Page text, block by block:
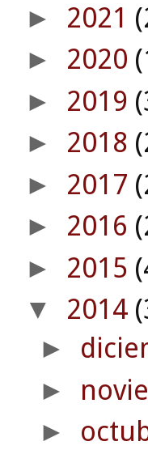
► 2021
► 2020
► 2019
► 2018
► 2017
► 2016
► 2015
▼ 2014
►
►
►